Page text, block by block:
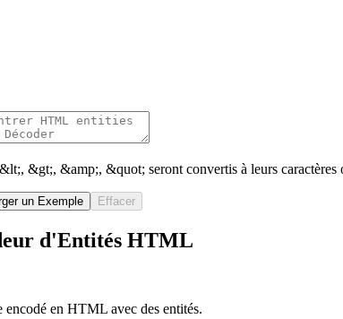
&gt;, &amp;, &quot; seront convertis à leurs caractères
un Exemple Effacer
d'Entités HTML
encodé en HTML avec des entités.